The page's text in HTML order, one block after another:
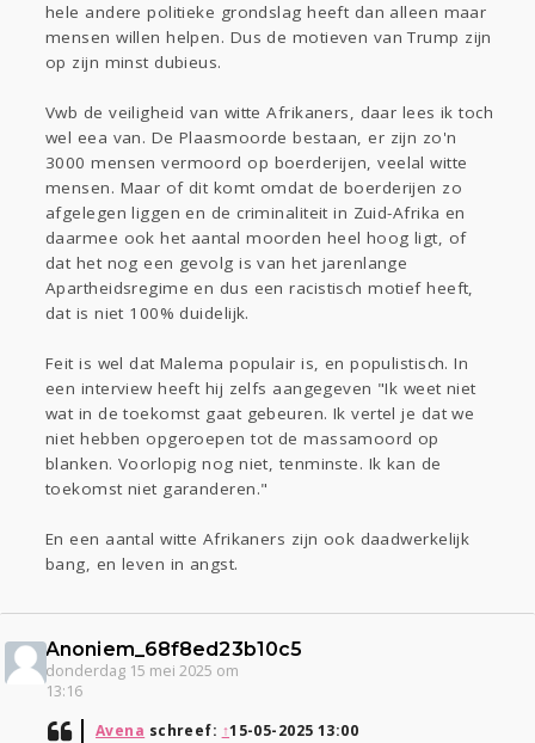
hele andere politieke grondslag heeft dan alleen maar
mensen willen helpen. Dus de motieven van Trump zijn
op zijn minst dubieus.
Vwb de veiligheid van witte Afrikaners, daar lees ik toch
wel eea van. De Plaasmoorde bestaan, er zijn zo'n
3000 mensen vermoord op boerderijen, veelal witte
mensen. Maar of dit komt omdat de boerderijen zo
afgelegen liggen en de criminaliteit in Zuid-Afrika en
daarmee ook het aantal moorden heel hoog ligt, of
dat het nog een gevolg is van het jarenlange
Apartheidsregime en dus een racistisch motief heeft,
dat is niet 100% duidelijk.
Feit is wel dat Malema populair is, en populistisch. In
een interview heeft hij zelfs aangegeven "Ik weet niet
wat in de toekomst gaat gebeuren. Ik vertel je dat we
niet hebben opgeroepen tot de massamoord op
blanken. Voorlopig nog niet, tenminste. Ik kan de
toekomst niet garanderen."
En een aantal witte Afrikaners zijn ook daadwerkelijk
bang, en leven in angst.
Anoniem_68f8ed23b10c5
donderdag 15 mei 2025 om
13:16
Avena schreef: ↑15-05-2025 13:00